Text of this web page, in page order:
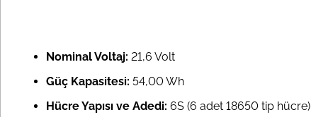
Nominal Voltaj: 21,6 Volt
Güç Kapasitesi: 54,00 Wh
Hücre Yapısı ve Adedi: 6S (6 adet 18650 tip hücre)